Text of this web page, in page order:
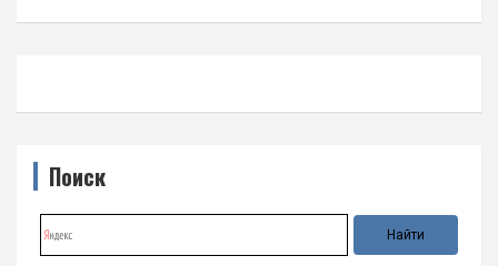
Поиск